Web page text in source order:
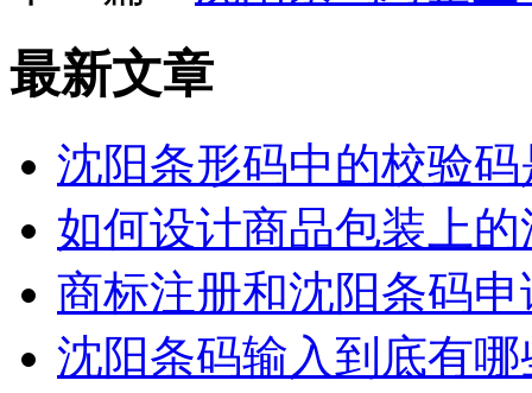
最新文章
沈阳条形码中的校验
如何设计商品包装上
商标注册和沈阳条码
沈阳条码输入到底有